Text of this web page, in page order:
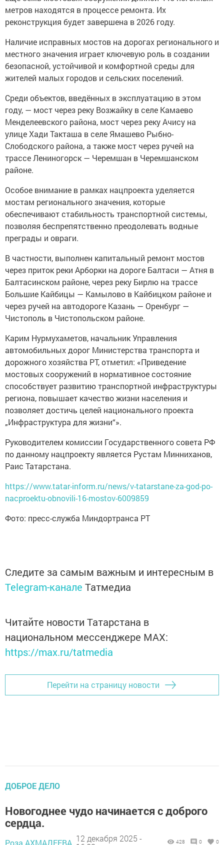
метров находятся в процессе ремонта. Их
реконструкция будет завершена в 2026 году.
Наличие исправных мостов на дорогах регионального и
местного значения играет ключевую роль в создании
безопасной, устойчивой и комфортной среды для
жителей малых городов и сельских поселений.
Среди объектов, введённых в эксплуатацию в этом
году, — мост через реку Возжайку в селе Камаево
Менделеевского района, мост через реку Ачису на
улице Хади Такташа в селе Ямашево Рыбно-
Слободского района, а также мост через ручей на
трассе Лениногорск — Черемшан в Черемшанском
районе.
Особое внимание в рамках нацпроекта уделяется
мостам регионального значения, которые
обеспечивают стабильность транспортной системы,
позволяя беспрепятственно преодолевать водные
преграды и овраги.
В частности, выполнен капитальный ремонт мостов
через приток реки Арборки на дороге Балтаси — Атня в
Балтасинском районе, через реку Бирлю на трассе
Большие Кайбицы — Камылово в Кайбицком районе и
через ручей на автодороге Казань — Оренбург —
Чистополь в Чистопольском районе.
Карим Нурмухаметов, начальник Управления
автомобильных дорог Министерства транспорта и
дорожного хозяйства РТ, отметил: «Приведение
мостовых сооружений в нормативное состояние
способствует развитию транспортной инфраструктуры
региона, повышает качество жизни населения и
позволяет достичь целей национального проекта
„Инфраструктура для жизни“».
Руководителем комиссии Государственного совета РФ
по данному нацпроекту является Рустам Минниханов,
Раис Татарстана.
https://www.tatar-inform.ru/news/v-tatarstane-za-god-po-
nacproektu-obnovili-16-mostov-6009859
Фото: пресс-служба Миндортранса РТ
Следите за самым важным и интересным в
Telegram-канале Татмедиа
Читайте новости Татарстана в
национальном мессенджере MАХ:
https://max.ru/tatmedia
Перейти на страницу новости
ДОБРОЕ ДЕЛО
Новогоднее чудо начинается с доброго
сердца.
Роза АХМАДЕЕВА, 12 декабря 2025 -
428 0 0